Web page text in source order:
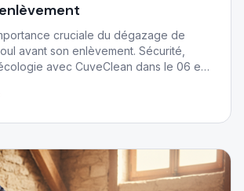
cruciale du dégazage de
avant son enlèvement. Sécurité,
avec CuveClean dans le 06 et